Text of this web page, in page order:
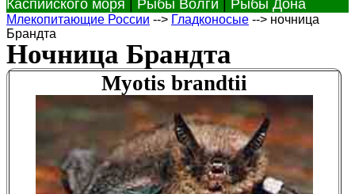
Каспийского моря
Рыбы Волги Рыбы Дона
Млекопитающие России --> Гладконосые --> ночница
Брандта
Ночница Брандта
Myotis brandtii